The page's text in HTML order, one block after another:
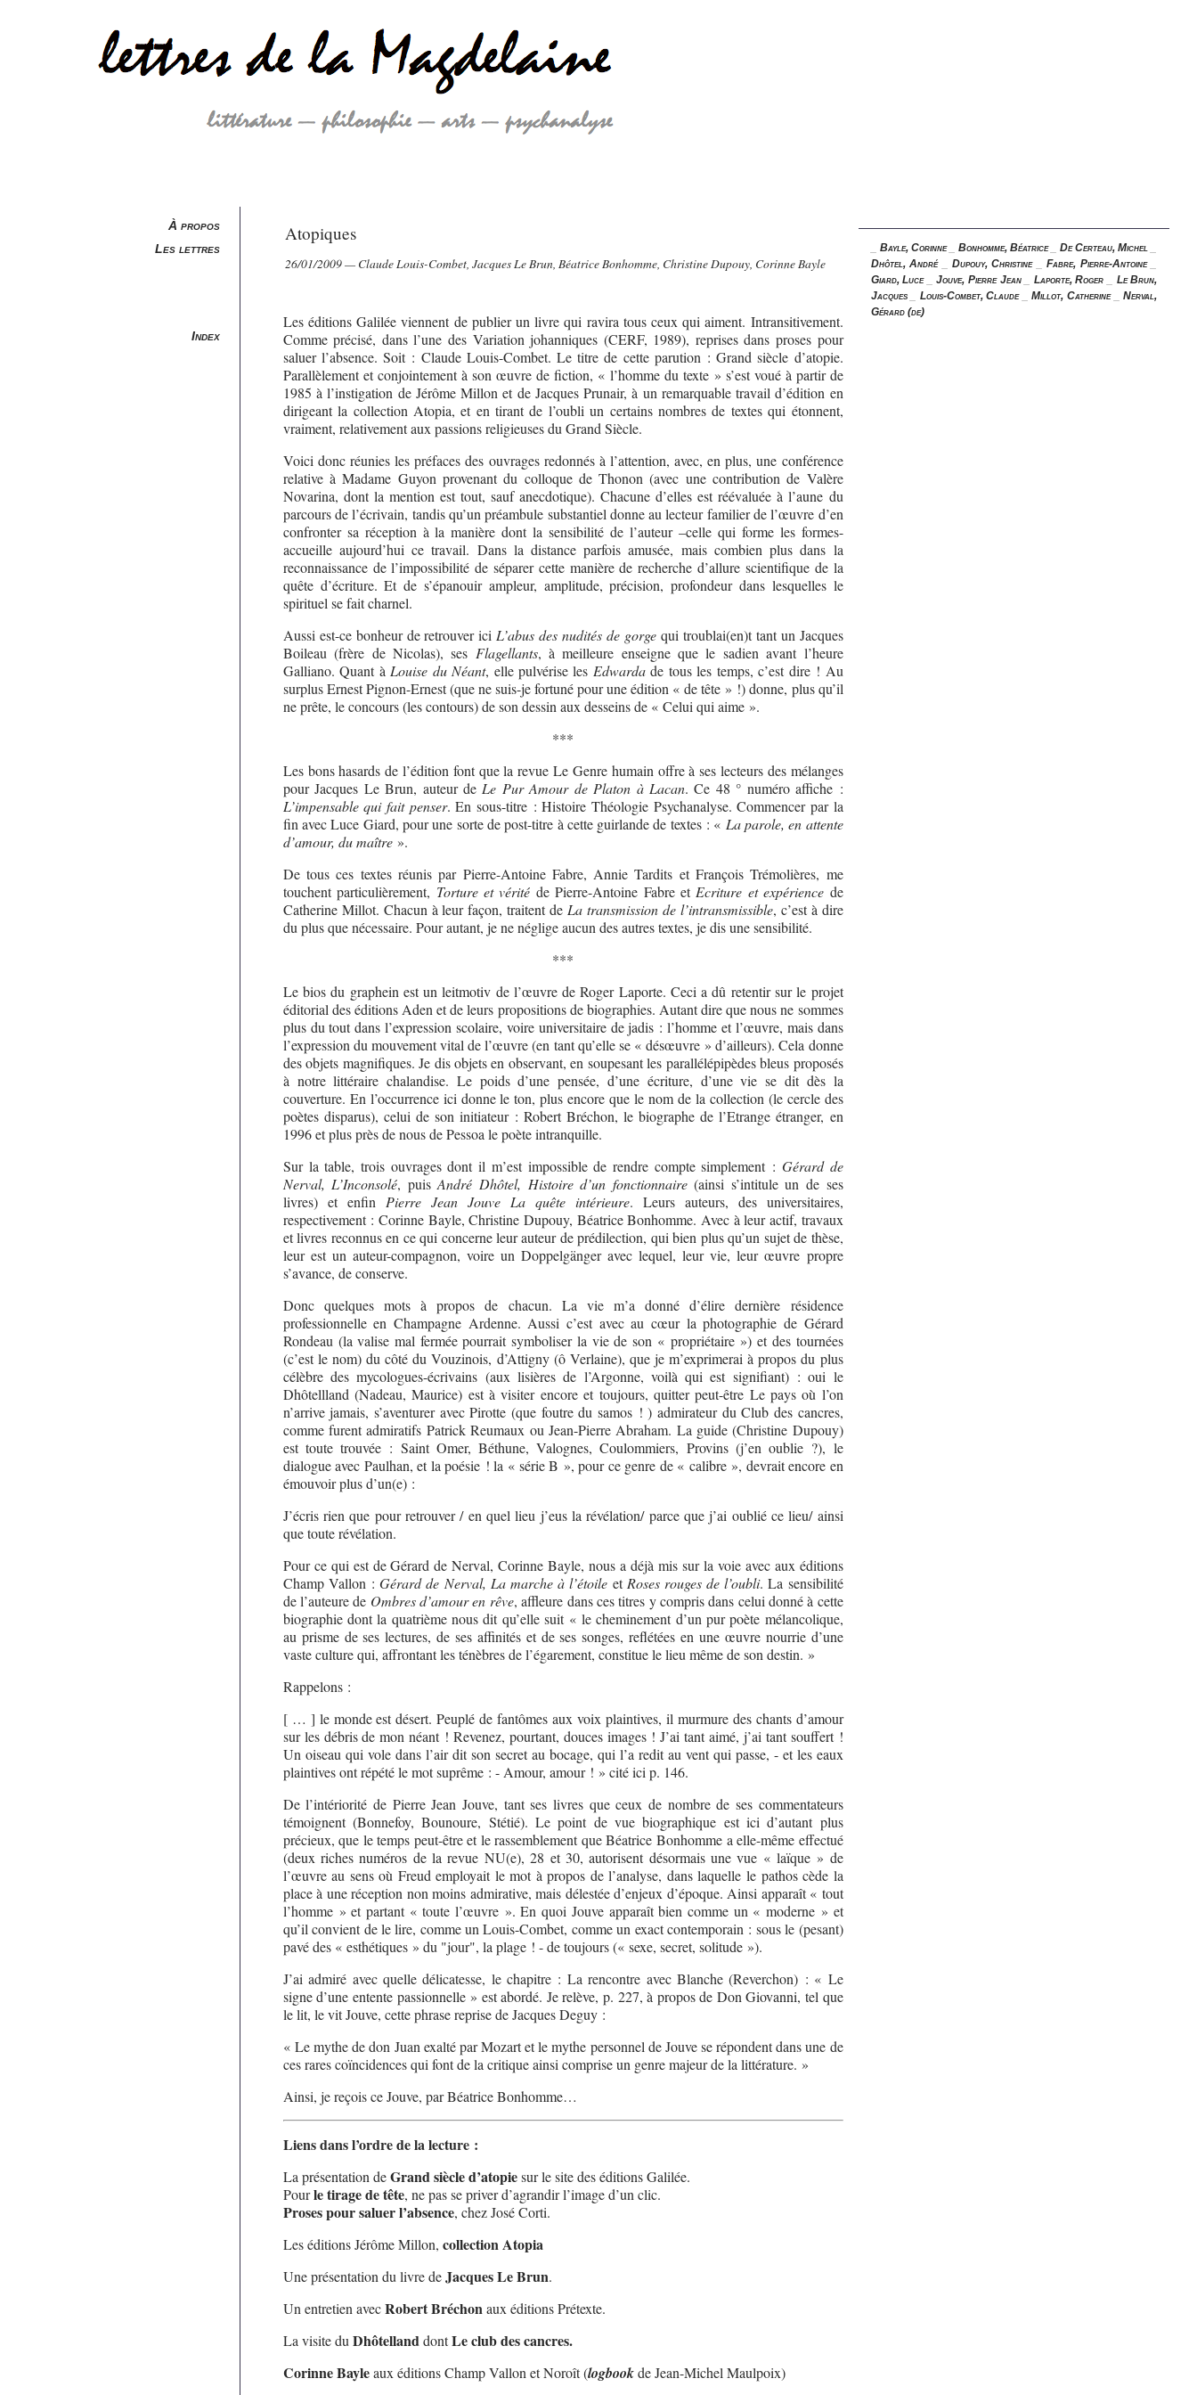
À propos
Les lettres
Index
Atopiques
26/01/2009 — Claude Louis-Combet, Jacques Le Brun, Béatrice Bonhomme, Christine Dupouy, Corinne Bayle
Les éditions Galilée viennent de publier un livre qui ravira tous ceux qui aiment. Intransitivement.
Comme précisé, dans l’une des Variation johanniques (CERF, 1989), reprises dans proses pour
saluer l’absence. Soit : Claude Louis-Combet. Le titre de cette parution : Grand siècle d’atopie.
Parallèlement et conjointement à son œuvre de fiction, « l’homme du texte » s’est voué à partir de
1985 à l’instigation de Jérôme Millon et de Jacques Prunair, à un remarquable travail d’édition en
dirigeant la collection Atopia, et en tirant de l’oubli un certains nombres de textes qui étonnent,
vraiment, relativement aux passions religieuses du Grand Siècle.
Voici donc réunies les préfaces des ouvrages redonnés à l’attention, avec, en plus, une conférence
relative à Madame Guyon provenant du colloque de Thonon (avec une contribution de Valère
Novarina, dont la mention est tout, sauf anecdotique). Chacune d’elles est réévaluée à l’aune du
parcours de l’écrivain, tandis qu’un préambule substantiel donne au lecteur familier de l’œuvre d’en
confronter sa réception à la manière dont la sensibilité de l’auteur –celle qui forme les formes-
accueille aujourd’hui ce travail. Dans la distance parfois amusée, mais combien plus dans la
reconnaissance de l’impossibilité de séparer cette manière de recherche d’allure scientifique de la
quête d’écriture. Et de s’épanouir ampleur, amplitude, précision, profondeur dans lesquelles le
spirituel se fait charnel.
Aussi est-ce bonheur de retrouver ici L’abus des nudités de gorgequi troublai(en)t tant un Jacques
Boileau (frère de Nicolas), ses Flagellants, à meilleure enseigne que le sadien avant l’heure
Galliano. Quant à Louise du Néant, elle pulvérise les Edwardade tous les temps, c’est dire ! Au
surplus Ernest Pignon-Ernest (que ne suis-je fortuné pour une édition « de tête » !) donne, plus qu’il
ne prête, le concours (les contours) de son dessin aux desseins de « Celui qui aime ».
***
Les bons hasards de l’édition font que la revue Le Genre humain offre à ses lecteurs des mélanges
pour Jacques Le Brun, auteur de Le Pur Amour de Platon à Lacan. Ce 48 ° numéro affiche :
L’impensable qui fait penser. En sous-titre : Histoire Théologie Psychanalyse. Commencer par la
fin avec Luce Giard, pour une sorte de post-titre à cette guirlande de textes : « La parole, en attente
d’amour, du maître».
De tous ces textes réunis par Pierre-Antoine Fabre, Annie Tardits et François Trémolières, me
touchent particulièrement, Torture et vérité de Pierre-Antoine Fabre et Ecriture et expérience de
Catherine Millot. Chacun à leur façon, traitent de La transmission de l’intransmissible, c’est à dire
du plus que nécessaire. Pour autant, je ne néglige aucun des autres textes, je dis une sensibilité.
***
Le bios du graphein est un leitmotiv de l’œuvre de Roger Laporte. Ceci a dû retentir sur le projet
éditorial des éditions Aden et de leurs propositions de biographies. Autant dire que nous ne sommes
plus du tout dans l’expression scolaire, voire universitaire de jadis : l’homme et l’œuvre, mais dans
l’expression du mouvement vital de l’œuvre (en tant qu’elle se « désœuvre » d’ailleurs). Cela donne
des objets magnifiques. Je dis objets en observant, en soupesant les parallélépipèdes bleus proposés
à notre littéraire chalandise. Le poids d’une pensée, d’une écriture, d’une vie se dit dès la
couverture. En l’occurrence ici donne le ton, plus encore que le nom de la collection (le cercle des
poètes disparus), celui de son initiateur : Robert Bréchon, le biographe de l’Etrange étranger, en
1996 et plus près de nous de Pessoa le poète intranquille.
Sur la table, trois ouvrages dont il m’est impossible de rendre compte simplement : Gérard de
Nerval, L’Inconsolé, puisAndré Dhôtel, Histoire d’un fonctionnaire(ainsi s’intitule un de ses
livres) et enfin Pierre Jean Jouve La quête intérieure. Leurs auteurs, des universitaires,
respectivement : Corinne Bayle, Christine Dupouy, Béatrice Bonhomme. Avec à leur actif, travaux
et livres reconnus en ce qui concerne leur auteur de prédilection, qui bien plus qu’un sujet de thèse,
leur est un auteur-compagnon, voire un Doppelgänger avec lequel, leur vie, leur œuvre propre
s’avance, de conserve.
Donc quelques mots à propos de chacun. La vie m’a donné d’élire dernière résidence
professionnelle en Champagne Ardenne. Aussi c’est avec au cœur la photographie de Gérard
Rondeau (la valise mal fermée pourrait symboliser la vie de son « propriétaire ») et des tournées
(c’est le nom) du côté du Vouzinois, d’Attigny (ô Verlaine), que je m’exprimerai à propos du plus
célèbre des mycologues-écrivains (aux lisières de l’Argonne, voilà qui est signifiant) : oui le
Dhôtellland (Nadeau, Maurice) est à visiter encore et toujours, quitter peut-être Le pays où l’on
n’arrive jamais, s’aventurer avec Pirotte (que foutre du samos ! ) admirateur du Club des cancres,
comme furent admiratifs Patrick Reumaux ou Jean-Pierre Abraham. La guide (Christine Dupouy)
est toute trouvée : Saint Omer, Béthune, Valognes, Coulommiers, Provins (j’en oublie ?), le
dialogue avec Paulhan, et la poésie ! la « série B », pour ce genre de « calibre », devrait encore en
émouvoir plus d’un(e) :
J’écris rien que pour retrouver / en quel lieu j’eus la révélation/ parce que j’ai oublié ce lieu/ ainsi
que toute révélation.
Pour ce qui est de Gérard de Nerval, Corinne Bayle, nous a déjà mis sur la voie avec aux éditions
Champ Vallon :Gérard de Nerval, La marche à l’étoile et Roses rouges de l’oubli. La sensibilité
de l’auteure de Ombres d’amour en rêve, affleure dans ces titres y compris dans celui donné à cette
biographie dont la quatrième nous dit qu’elle suit « le cheminement d’un pur poète mélancolique,
au prisme de ses lectures, de ses affinités et de ses songes, reflétées en une œuvre nourrie d’une
vaste culture qui, affrontant les ténèbres de l’égarement, constitue le lieu même de son destin. »
Rappelons :
[ … ] le monde est désert. Peuplé de fantômes aux voix plaintives, il murmure des chants d’amour
sur les débris de mon néant ! Revenez, pourtant, douces images ! J’ai tant aimé, j’ai tant souffert !
Un oiseau qui vole dans l’air dit son secret au bocage, qui l’a redit au vent qui passe, - et les eaux
plaintives ont répété le mot suprême : - Amour, amour ! » cité ici p. 146.
De l’intériorité de Pierre Jean Jouve, tant ses livres que ceux de nombre de ses commentateurs
témoignent (Bonnefoy, Bounoure, Stétié). Le point de vue biographique est ici d’autant plus
précieux, que le temps peut-être et le rassemblement que Béatrice Bonhomme a elle-même effectué
(deux riches numéros de la revue NU(e), 28 et 30, autorisent désormais une vue « laïque » de
l’œuvre au sens où Freud employait le mot à propos de l’analyse, dans laquelle le pathos cède la
place à une réception non moins admirative, mais délestée d’enjeux d’époque. Ainsi apparaît « tout
l’homme » et partant « toute l’œuvre ». En quoi Jouve apparaît bien comme un « moderne » et
qu’il convient de le lire, comme un Louis-Combet, comme un exact contemporain : sous le (pesant)
pavé des « esthétiques » du "jour", la plage ! - de toujours (« sexe, secret, solitude »).
J’ai admiré avec quelle délicatesse, le chapitre : La rencontre avec Blanche (Reverchon) : « Le
signe d’une entente passionnelle » est abordé. Je relève, p. 227, à propos de Don Giovanni, tel que
le lit, le vit Jouve, cette phrase reprise de Jacques Deguy :
« Le mythe de don Juan exalté par Mozart et le mythe personnel de Jouve se répondent dans une de
ces rares coïncidences qui font de la critique ainsi comprise un genre majeur de la littérature. »
Ainsi, je reçois ce Jouve, par Béatrice Bonhomme…
Liens dans l’ordre de la lecture :
La présentation deGrand siècle d’atopiesur le site des éditions Galilée.
Pourle tirage de tête, ne pas se priver d’agrandir l’image d’un clic.
Proses pour saluer l’absence, chez José Corti.
Les éditions Jérôme Millon, collection Atopia
Une présentation du livre deJacques Le Brun.
Un entretien avecRobert Bréchon aux éditions Prétexte.
La visite du Dhôtelland dontLe club des cancres.
Corinne Bayleaux éditions Champ Vallon et Noroît (logbookde Jean-Michel Maulpoix)
Bayle, Corinne_ Bonhomme, Béatrice_De Certeau, Michel
Dhôtel, André_ Dupouy, Christine_Fabre, Pierre-Antoine_
Giard, Luce_Jouve, Pierre Jean_ Laporte, Roger
Le Brun,
Jacques_ Louis-Combet, Claude_Millot, Catherine_Nerval,
Gérard (de)